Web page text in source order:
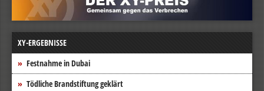
XY-ERGEBNISSE
Festnahme in Dubai
Tödliche Brandstiftung geklärt